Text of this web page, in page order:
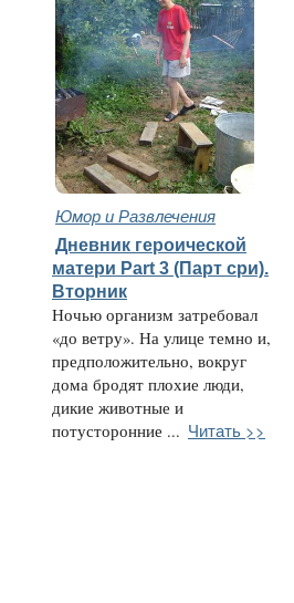
Юмор и Развлечения
Дневник героической
матери Part 3 (Парт сри).
Вторник
Ночью организм затребовал
«до ветру». На улице темно и,
предположительно, вокруг
дома бродят плохие люди,
дикие животные и
потусторонние ... Читать >>